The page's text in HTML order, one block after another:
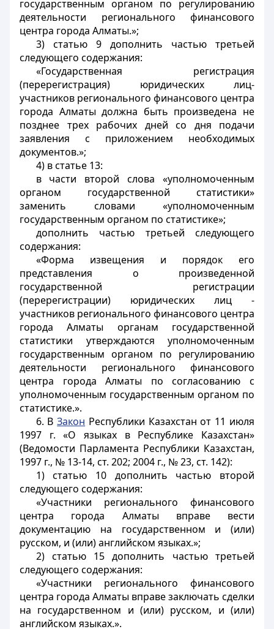
государственным органом по регулированию
деятельности регионального финансового
центра города Алматы.»;
3) статью 9 дополнить частью третьей
следующего содержания:
«Государственная регистрация
(перерегистрация) юридических лиц-
участников регионального финансового центра
города Алматы должна быть произведена не
позднее трех рабочих дней со дня подачи
заявления с приложением необходимых
документов.»;
4) в статье 13:
в части второй слова «уполномоченным
органом государственной статистики»
заменить словами «уполномоченным
государственным органом по статистике»;
дополнить частью третьей следующего
содержания:
«Форма извещения и порядок его
представления о произведенной
государственной регистрации
(перерегистрации) юридических лиц -
участников регионального финансового центра
города Алматы органам государственной
статистики утверждаются уполномоченным
государственным органом по регулированию
деятельности регионального финансового
центра города Алматы по согласованию с
уполномоченным государственным органом по
статистике.».
6. ВЗакон Республики Казахстан от 11 июля
1997 г. «О языках в Республике Казахстан»
(Ведомости Парламента Республики Казахстан,
1997 г., № 13-14, ст. 202; 2004 г., № 23, ст. 142):
1) статью 10 дополнить частью второй
следующего содержания:
«Участники регионального финансового
центра города Алматы вправе вести
документацию на государственном и (или)
русском, и (или) английском языках.»;
2) статью 15 дополнить частью третьей
следующего содержания:
«Участники регионального финансового
центра города Алматы вправе заключать сделки
на государственном и (или) русском, и (или)
английском языках.».